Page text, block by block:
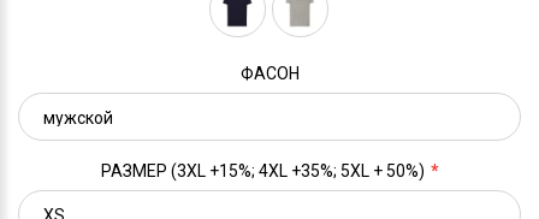
ФАСОН
РАЗМЕР (3XL +15%; 4XL +35%; 5XL + 50%)